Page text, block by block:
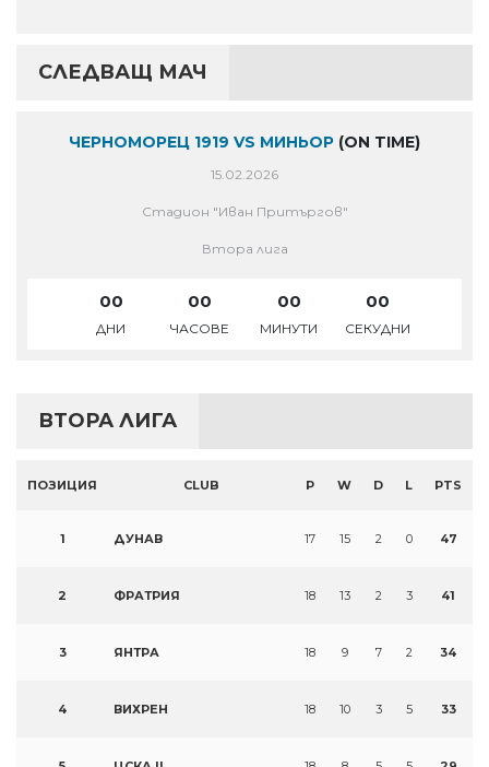
СЛЕДВАЩ МАЧ
ЧЕРНОМОРЕЦ 1919 VS МИНЬОР (ON TIME)
15.02.2026
Стадион "Иван Притъргов"
Втора лига
00
ДНИ
00
ЧАСОВЕ
00
МИНУТИ
00
СЕКУДНИ
ВТОРА ЛИГА
ПОЗИЦИЯ CLUB P W D L PTS
1 ДУНАВ 17 15 2 0 47
2 ФРАТРИЯ 18 13 2 3 41
3 ЯНТРА 18 9 7 2 34
4 ВИХРЕН 18 10 3 5 33